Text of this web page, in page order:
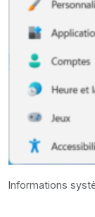
Informations